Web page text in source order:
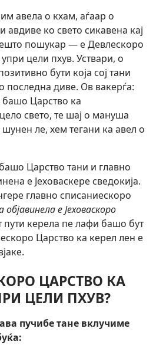
авела о кхам, аѓаар о
авдиве ко свето сикавена кај
пошукар — е Девлескоро
цели пхув. Уствари, о
бути која сој тани
последна диве. Ов вакерѓа:
Царство ка
свето, те шај о мануша
ле, хем тегани ка авел о
Царство тани и главно
е Јеховаскере сведокија.
главно списаниескоро
е Јеховаскоро
пути керела пе лафи башо бут
Царство ка керел лен е
ЦАРСТВО КА
ЦЕЛИ ПХУВ?
пучибе тане вклучиме